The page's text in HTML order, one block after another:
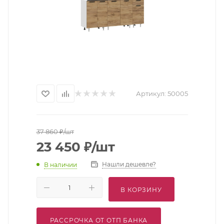
Артикул: 50005
37 860₽/шт
23 450 ₽/шт
В наличии Нашли дешевле?
В КОРЗИНУ
РАССРОЧКА ОТ ОТП БАНКА